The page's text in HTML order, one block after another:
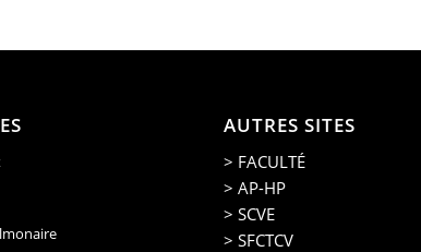
AUTRES SITES
> FACULTÉ
> AP-HP
> SCVE
> SFCTCV